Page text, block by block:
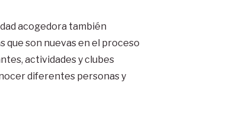
acogedora también
son nuevas en el proceso
actividades y clubes
diferentes personas y